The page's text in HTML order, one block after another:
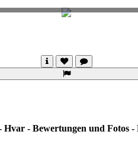
Hvar - Bewertungen und Fotos -